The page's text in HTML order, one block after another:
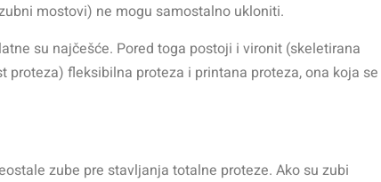
mostovi) ne mogu samostalno ukloniti.
su najčešće. Pored toga postoji i vironit (skeletirana
proteza) fleksibilna proteza i printana proteza, ona koja se
zube pre stavljanja totalne proteze. Ako su zubi